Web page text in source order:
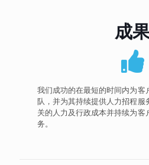
成
我们成功的在最短的时间内为
队，并为其持续提供人力招程
关的人力及行政成本并持续为
务。